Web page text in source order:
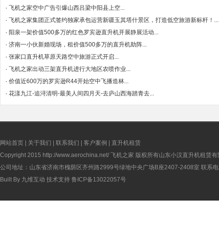
· 飞机之家空中广告引爆山西吕梁中阳县上空...
· 飞机之家集团正式签约独家承包运营新疆玉其塔什景区，打造低空旅游新标杆！...
· 阳泉一架价值500多万的红色罗宾逊直升机开展静展活动...
· 济南一小伙新婚现场，租价值500多万的直升机助阵...
· 张家口直升机草原天路空中旅游正式开启...
· 飞机之家出动三架直升机进行大地区农喷作业...
· 价值近600万的罗宾逊R44开始空中飞播造林...
· 花漾九江-追浔清明-最美人间四月天-去庐山西海踏青去...
网站首页 关于我们 联系我们 客户案例
直升机租赁
Copyright 2015 http://www.aerochina.net/ 飞机之家 版权所有山东小汉直升机租赁有
公司地址：山东省济南市槐荫区齐州路2999号绿地中央广场B座2407-2408室 联系
Built By 九维互动 技术支持 鲁ICP备13022057号